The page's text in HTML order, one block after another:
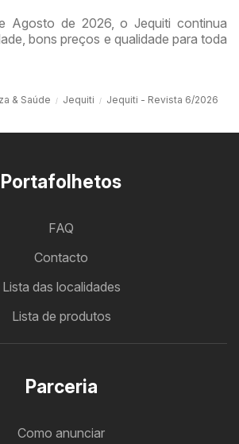
Agosto de 2026, o Jequiti continua
bons preços e qualidade para toda
& Saúde Jequiti Jequiti - Revista 6/2026
Portafolhetos
FAQ
Contacto
Lista das localidades
Lista de produtos
Parceria
Como anunciar